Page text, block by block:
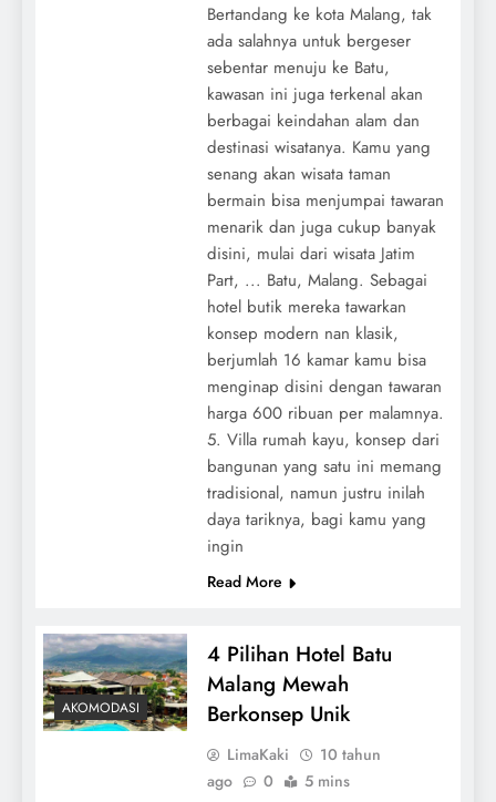
Bertandang ke kota Malang, tak
ada salahnya untuk bergeser
sebentar menuju ke Batu,
kawasan ini juga terkenal akan
berbagai keindahan alam dan
destinasi wisatanya. Kamu yang
senang akan wisata taman
bermain bisa menjumpai tawaran
menarik dan juga cukup banyak
disini, mulai dari wisata Jatim
Part, ... Batu, Malang. Sebagai
hotel butik mereka tawarkan
konsep modern nan klasik,
berjumlah 16 kamar kamu bisa
menginap disini dengan tawaran
harga 600 ribuan per malamnya.
5. Villa rumah kayu, konsep dari
bangunan yang satu ini memang
tradisional, namun justru inilah
daya tariknya, bagi kamu yang
ingin
Read More
AKOMODASI
4 Pilihan Hotel Batu
Malang Mewah
Berkonsep Unik
LimaKaki
10 tahun
ago
0 5 mins